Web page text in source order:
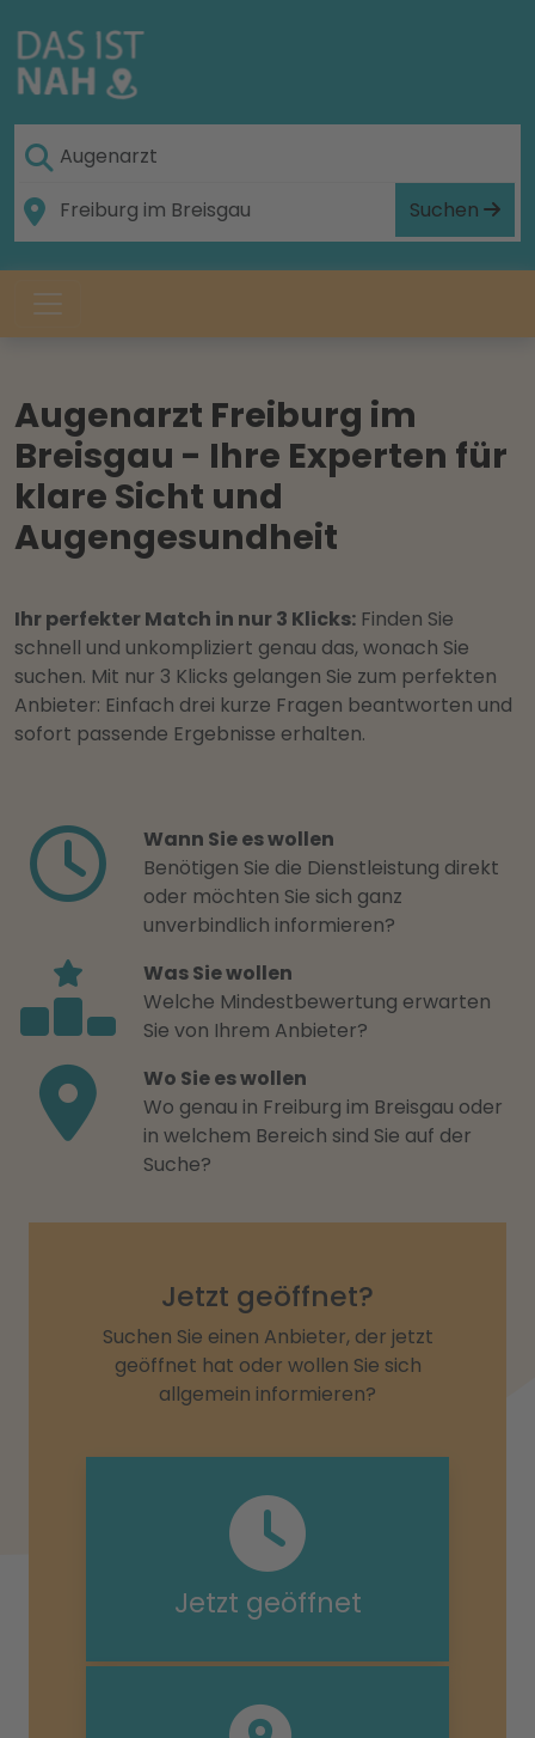
Suchen
Augenarzt Freiburg im
Breisgau - Ihre Experten für
klare Sicht und
Augengesundheit
Ihr perfekter Match in nur 3 Klicks: Finden Sie
schnell und unkompliziert genau das, wonach Sie
suchen. Mit nur 3 Klicks gelangen Sie zum perfekten
Anbieter: Einfach drei kurze Fragen beantworten und
sofort passende Ergebnisse erhalten.
Wann Sie es wollen
Benötigen Sie die Dienstleistung direkt
oder möchten Sie sich ganz
unverbindlich informieren?
Was Sie wollen
Welche Mindestbewertung erwarten
Sie von Ihrem Anbieter?
Wo Sie es wollen
Wo genau in Freiburg im Breisgau oder
in welchem Bereich sind Sie auf der
Suche?
Jetzt geöffnet?
Suchen Sie einen Anbieter, der jetzt
geöffnet hat oder wollen Sie sich
allgemein informieren?
Jetzt geöffnet